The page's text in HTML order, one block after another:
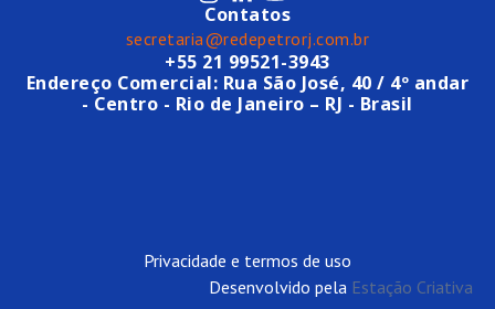
Contatos
secretaria@redepetrorj.com.br
+55 21 99521-3943
Endereço Comercial: Rua São José, 40 / 4º andar
- Centro - Rio de Janeiro – RJ - Brasil
Privacidade e termos de uso
Desenvolvido pela Estação Criativa